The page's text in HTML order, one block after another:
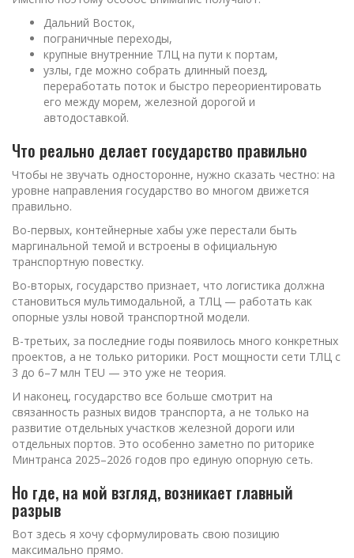
Дальний Восток,
пограничные переходы,
крупные внутренние ТЛЦ на пути к портам,
узлы, где можно собрать длинный поезд,
переработать поток и быстро переориентировать
его между морем, железной дорогой и
автодоставкой.
Что реально делает государство правильно
Чтобы не звучать односторонне, нужно сказать честно: на
уровне направления государство во многом движется
правильно.
Во-первых, контейнерные хабы уже перестали быть
маргинальной темой и встроены в официальную
транспортную повестку.
Во-вторых, государство признает, что логистика должна
становиться мультимодальной, а ТЛЦ — работать как
опорные узлы новой транспортной модели.
В-третьих, за последние годы появилось много конкретных
проектов, а не только риторики. Рост мощности сети ТЛЦ с
3 до 6–7 млн TEU — это уже не теория.
И наконец, государство все больше смотрит на
связанность разных видов транспорта, а не только на
развитие отдельных участков железной дороги или
отдельных портов. Это особенно заметно по риторике
Минтранса 2025–2026 годов про единую опорную сеть.
Но где, на мой взгляд, возникает главный
разрыв
Вот здесь я хочу сформулировать свою позицию
максимально прямо.